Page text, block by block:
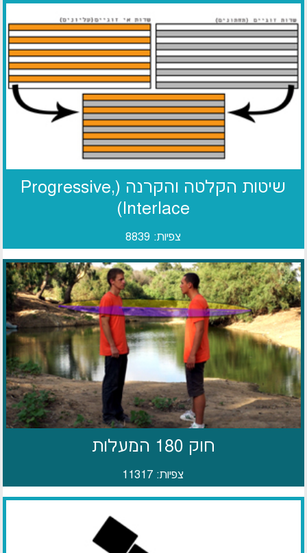
שיטות הקלטה והקרנה (Progressive,
Interlace)
צפיות: 8839
חוק 180 המעלות
צפיות: 11317